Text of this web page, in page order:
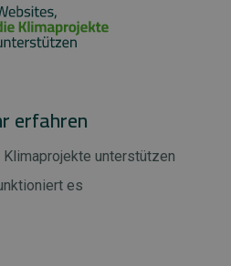
erfahren
unterstützen
es